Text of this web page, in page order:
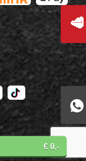
€ 0,-
🥩